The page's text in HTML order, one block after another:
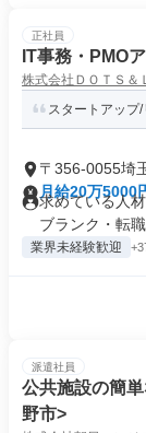
正社員
IT事務・PMO
株式会社ＤＯＴＳ＆
スタートアップ
〒356-0055埼
月給20万5000
求めている人
ブランク・転
業界未経験歓迎
派遣社員
公共施設の簡
野市>